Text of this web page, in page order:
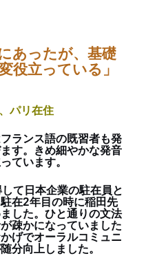
あったが、基礎
役立っている」
パリ在住
ランス語の既習者も発
す。きめ細やかな発音
ています。
て日本企業の駐在員と
在2年目の時に稲田先
した。ひと通りの文法
疎かになっていました
げでオーラルコミュニ
分向上しました。